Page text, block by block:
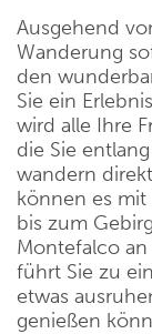
Ausgehend
Wanderung
den
Sie ein
wird alle Ihre
die Sie
wandern
können es
bis zum
Montefalco
führt Sie zu
etwas
genießen